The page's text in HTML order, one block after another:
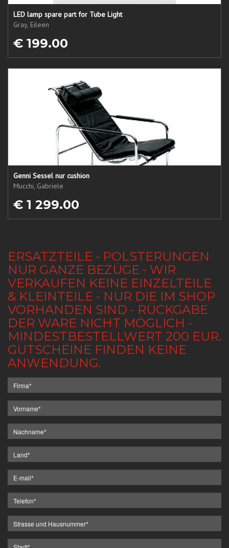
LED lamp spare part for Tube Light
Gray, Eileen
€ 199.00
Genni Sessel nur cushion
Mucchi, Gabriele
€ 1 299.00
ERSATZTEILE - POLSTERUNGEN
NUR GANZE BEZÜGE - WIR
VERKAUFEN KEINE EINZELTEILE
& KLEINTEILE - NUR DIE IM SHOP
VORHANDEN SIND - RÜCKGABE
DER WARE NICHT MÖGLICH -
MINDESTBESTELLWERT 200 EUR.
GUTSCHEINE FINDEN KEINE
ANWENDUNG.